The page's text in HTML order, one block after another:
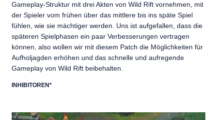
Gameplay-Struktur mit drei Akten von Wild Rift vornehmen, mit
der Spieler vom frühen über das mittlere bis ins späte Spiel
fühlen, wie sie mächtiger werden. Uns ist aufgefallen, dass die
späteren Spielphasen ein paar Verbesserungen vertragen
können, also wollen wir mit diesem Patch die Möglichkeiten für
Aufholjagden erhöhen und das schnelle und aufregende
Gameplay von Wild Rift beibehalten.
INHIBITOREN*